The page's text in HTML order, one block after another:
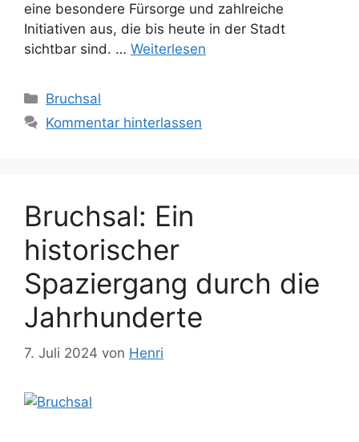
eine besondere Fürsorge und zahlreiche
Initiativen aus, die bis heute in der Stadt
sichtbar sind. … Weiterlesen
Kategorien
Bruchsal
Kommentar hinterlassen
Bruchsal: Ein
historischer
Spaziergang durch die
Jahrhunderte
7. Juli 2024 von Henri